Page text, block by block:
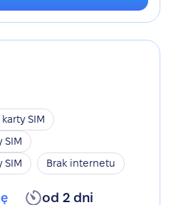
karty SIM
SIM
SIM
Brak internetu
od 2 dni